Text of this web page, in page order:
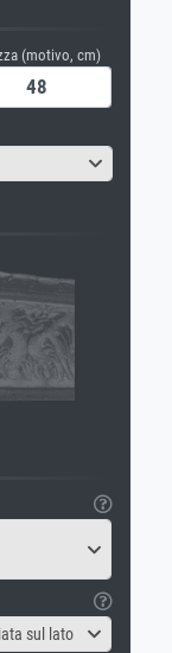
(motivo, cm)
sul lato